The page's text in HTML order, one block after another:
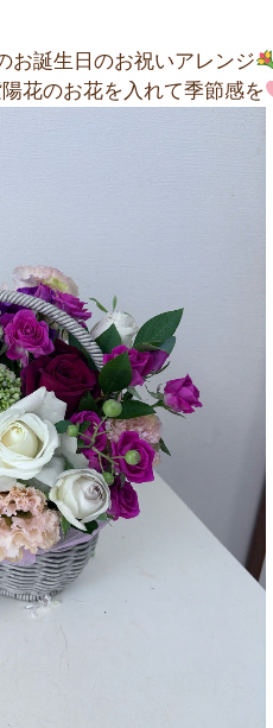
お誕生日のお祝いアレンジ
花のお花を入れて季節感を